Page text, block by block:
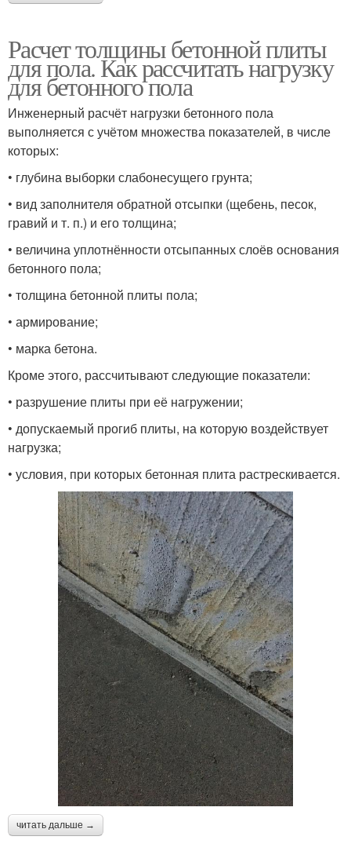
Расчет толщины бетонной плиты
для пола. Как рассчитать нагрузку
для бетонного пола
Инженерный расчёт нагрузки бетонного пола
выполняется с учётом множества показателей, в числе
которых:
• глубина выборки слабонесущего грунта;
• вид заполнителя обратной отсыпки (щебень, песок,
гравий и т. п.) и его толщина;
• величина уплотнённости отсыпанных слоёв основания
бетонного пола;
• толщина бетонной плиты пола;
• армирование;
• марка бетона.
Кроме этого, рассчитывают следующие показатели:
• разрушение плиты при её нагружении;
• допускаемый прогиб плиты, на которую воздействует
нагрузка;
• условия, при которых бетонная плита растрескивается.
читать дальше →